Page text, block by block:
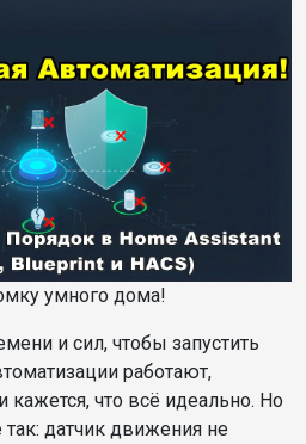
умного дома!
и сил, чтобы запустить
работают,
что всё идеально. Но
так: датчик движения не